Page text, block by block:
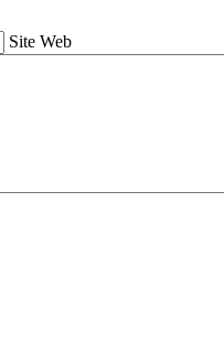
Site Web